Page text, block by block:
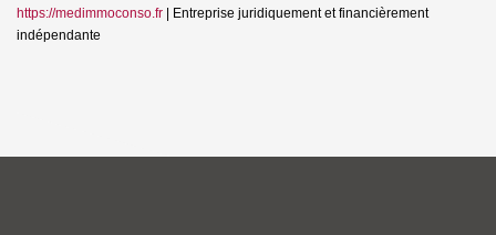
https://medimmoconso.fr | Entreprise juridiquement et financièrement
indépendante